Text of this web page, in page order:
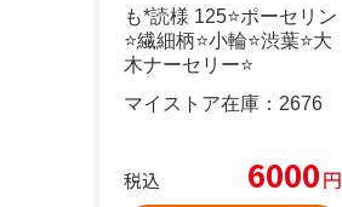
も*読様 125⭐️ポーセリン
⭐️繊細柄⭐️小輪⭐️渋葉⭐️大
木ナーセリー⭐️
マイストア在庫： 2676
税込 6000円